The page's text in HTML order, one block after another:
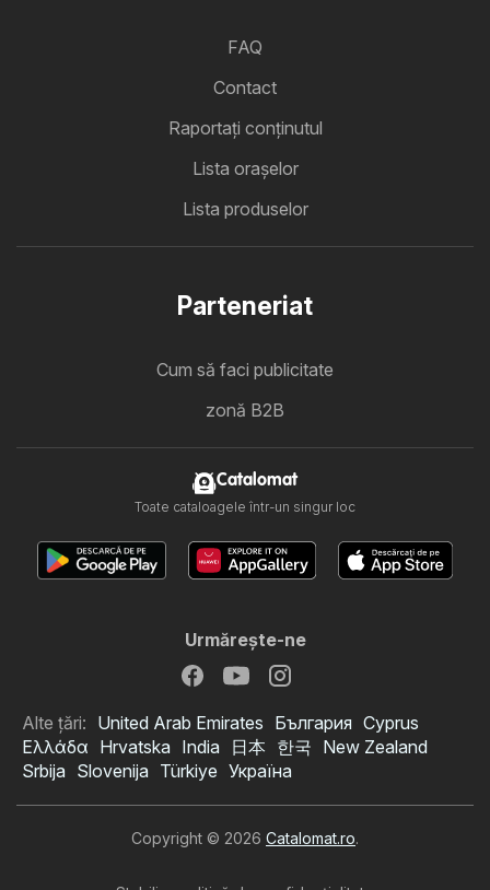
FAQ
Contact
Raportați conținutul
Lista oraşelor
Lista produselor
Parteneriat
Cum să faci publicitate
zonă B2B
Catalomat
Toate cataloagele într-un singur loc
Urmăreşte-ne
Alte țări: United Arab Emirates България Cyprus
Ελλάδα Hrvatska India 日本 한국 New Zealand
Srbija Slovenija Türkiye Україна
Copyright © 2026 Catalomat.ro.